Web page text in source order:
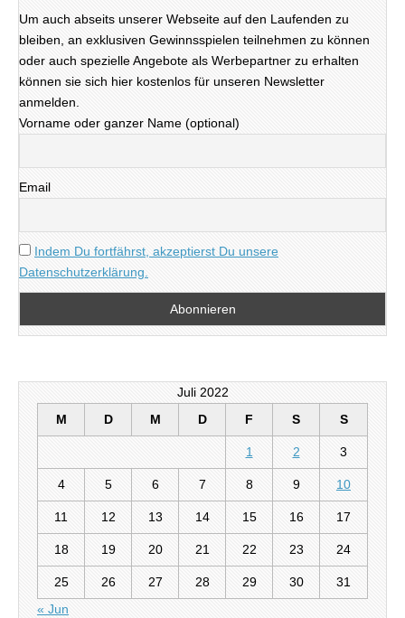
Um auch abseits unserer Webseite auf den Laufenden zu
bleiben, an exklusiven Gewinnsspielen teilnehmen zu können
oder auch spezielle Angebote als Werbepartner zu erhalten
können sie sich hier kostenlos für unseren Newsletter
anmelden.
Vorname oder ganzer Name (optional)
Email
Indem Du fortfährst, akzeptierst Du unsere
Datenschutzerklärung.
Juli 2022
M
D M D F S S
1 2 3
4 5 6 7 8 9 10
11 12 13 14 15 16 17
18 19 20 21 22 23 24
25 26 27 28 29 30
31
« Jun